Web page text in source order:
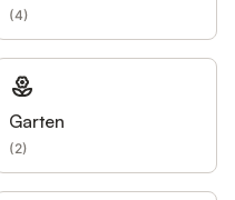
(4)
Garten
(2)